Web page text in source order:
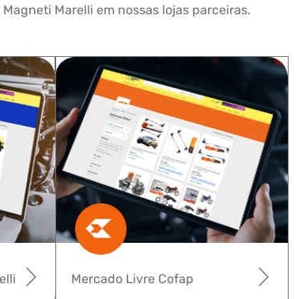
Marelli em nossas lojas parceiras.
Mercado Livre Cofap